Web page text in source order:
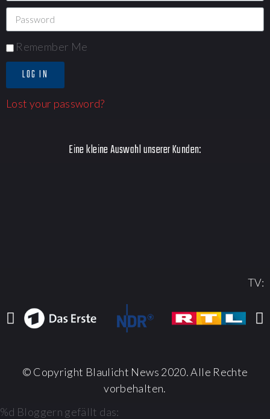
Remember Me
LOG IN
Lost your password?
Eine kleine Auswahl unserer Kunden:
TV:
© Copyright Blaulicht News 2020. Alle Rechte
vorbehalten.
%d Bloggern gefällt das: